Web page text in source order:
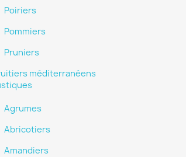
Poiriers
Pommiers
Pruniers
méditerranéens
Agrumes
Abricotiers
Amandiers